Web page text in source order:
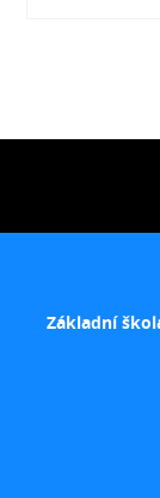
Základní